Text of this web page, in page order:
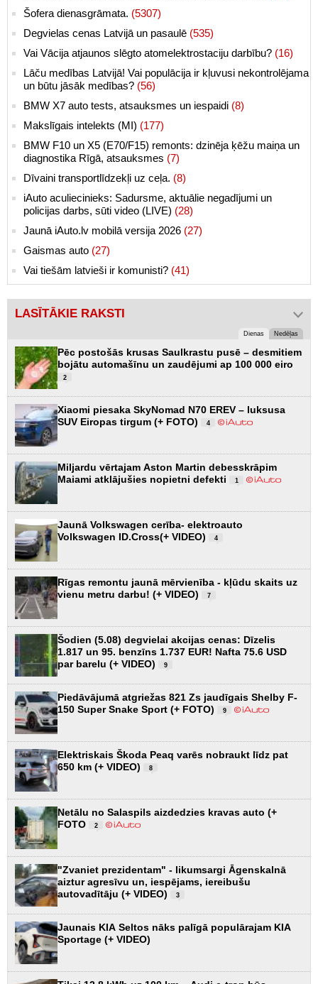
Šofera dienasgrāmata. (5307)
Degvielas cenas Latvijā un pasaulē (535)
Vai Vācija atjaunos slēgto atomelektrostaciju darbību? (16)
Lāču medības Latvijā! Vai populācija ir kļuvusi nekontrolējama
un būtu jāsāk medības? (56)
BMW X7 auto tests, atsauksmes un iespaidi (8)
Makslīgais intelekts (MI) (177)
BMW F10 un X5 (E70/F15) remonts: dzinēja ķēžu maiņa un
diagnostika Rīgā, atsauksmes (7)
Dīvaini transportlīdzekļi uz ceļa. (8)
iAuto aculiecinieks: Sadursme, aktuālie negadījumi un
policijas darbs, sūti video (LIVE) (28)
Jaunā iAuto.lv mobilā versija 2026 (27)
Gaismas auto (27)
Vai tiešām latvieši ir komunisti? (41)
LASĪTĀKIE RAKSTI
Dienas Nedēļas
Pēc postošās krusas Saulkrastu pusē – desmitiem
bojātu automašīnu un zaudējumi ap 100 000 eiro
2
Xiaomi piesaka SkyNomad N70 EREV – luksusa
SUV Eiropas tirgum (+ FOTO)
4
Miljardu vērtajam Aston Martin debesskrāpim
Maiami atklājušies nopietni defekti
1
Jaunā Volkswagen cerība- elektroauto
Volkswagen ID.Cross(+ VIDEO)
4
Rīgas remontu jaunā mērvienība - kļūdu skaits uz
vienu metru darbu! (+ VIDEO)
7
Šodien (5.08) degvielai akcijas cenas: Dīzelis
1.817 un 95. benzīns 1.737 EUR! Nafta 75.6 USD
par barelu (+ VIDEO)
9
Piedāvājumā atgriežas 821 Zs jaudīgais Shelby F-
150 Super Snake Sport (+ FOTO)
9
Elektriskais Škoda Peaq varēs nobraukt līdz pat
650 km (+ VIDEO)
8
Netālu no Salaspils aizdedzies kravas auto (+
FOTO
2
"Zvaniet prezidentam" - likumsargi Āgenskalnā
aiztur agresīvu un, iespējams, iereibušu
autovadītāju (+ VIDEO)
3
Jaunais KIA Seltos nāks palīgā populārajam KIA
Sportage (+ VIDEO)